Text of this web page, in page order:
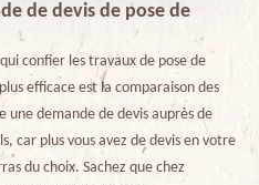
de devis de pose de
confier les travaux de pose de
efficace est la comparaison des
une demande de devis auprès de
car plus vous avez de devis en votre
du choix. Sachez que chez